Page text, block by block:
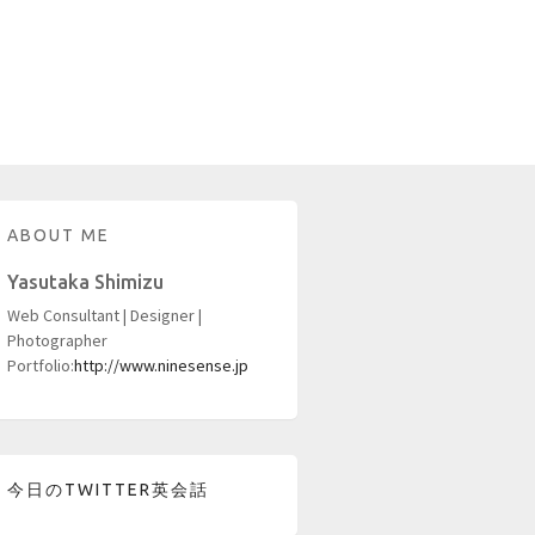
ABOUT ME
Yasutaka Shimizu
Web Consultant | Designer |
Photographer
Portfolio:http://www.ninesense.jp
今日のTWITTER英会話